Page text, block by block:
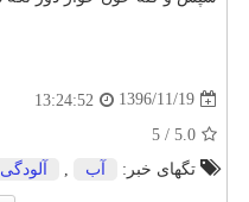
1396/11/19
13:24:52
5.0
/
5
تگهای خبر:
آب آلودگی